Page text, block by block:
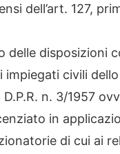
dell’art. 127,
delle disposizioni
impiegati civili
n. 3/1957
in
di cui ai